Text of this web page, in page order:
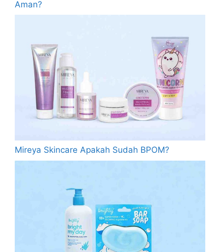
Aman?
Mireya Skincare Apakah Sudah BPOM?